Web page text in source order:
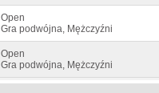
Open
Gra podwójna, Mężczyźni
Open
Gra podwójna, Mężczyźni